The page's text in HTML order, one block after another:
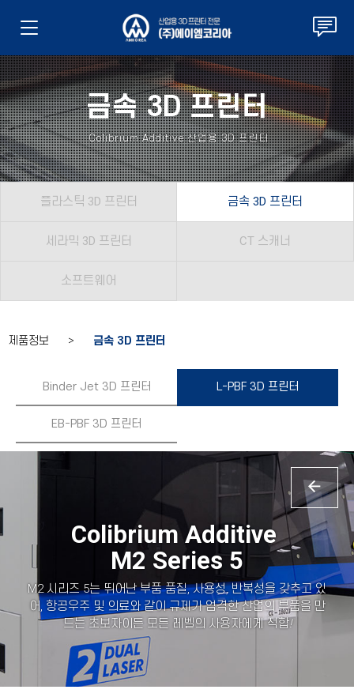
금속 3D 프린터
Colibrium Additive 산업용 3D 프린터
플라스틱 3D 프린터 금속 3D 프린터
세라믹 3D 프린터 CT 스캐너
소프트웨어
제품정보 > 금속 3D 프린터
Binder Jet 3D 프린터 L-PBF 3D 프린터
EB-PBF 3D 프린터
Colibrium Additive
M2 Series 5
M2 시리즈 5는 뛰어난 부품 품질, 사용성, 반복성을 갖추고 있
어, 항공우주 및 의료와 같이 규제가 엄격한 산업의 부품을 만
드는 초보자이든 모든 레벨의 사용자에게 적합!